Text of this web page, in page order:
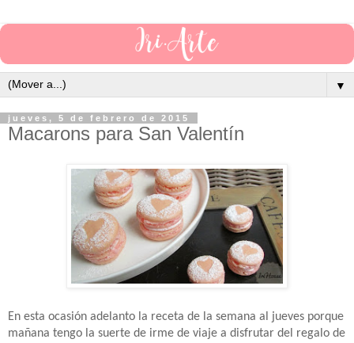
▼
jueves, 5 de febrero de 2015
Macarons para San Valentín
En esta ocasión adelanto la receta de la semana al jueves porque
mañana tengo la suerte de irme de viaje a disfrutar del regalo de